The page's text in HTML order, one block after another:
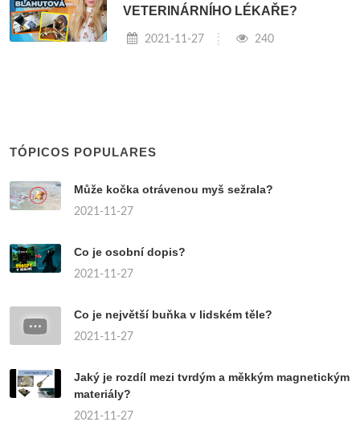
VETERINÁRNÍHO LÉKAŘE?
2021-11-27 240
TÓPICOS POPULARES
Může kočka otrávenou myš sežrala?
2021-11-27
Co je osobní dopis?
2021-11-27
Co je největší buňka v lidském těle?
2021-11-27
Jaký je rozdíl mezi tvrdým a měkkým magnetickým
materiály?
2021-11-27